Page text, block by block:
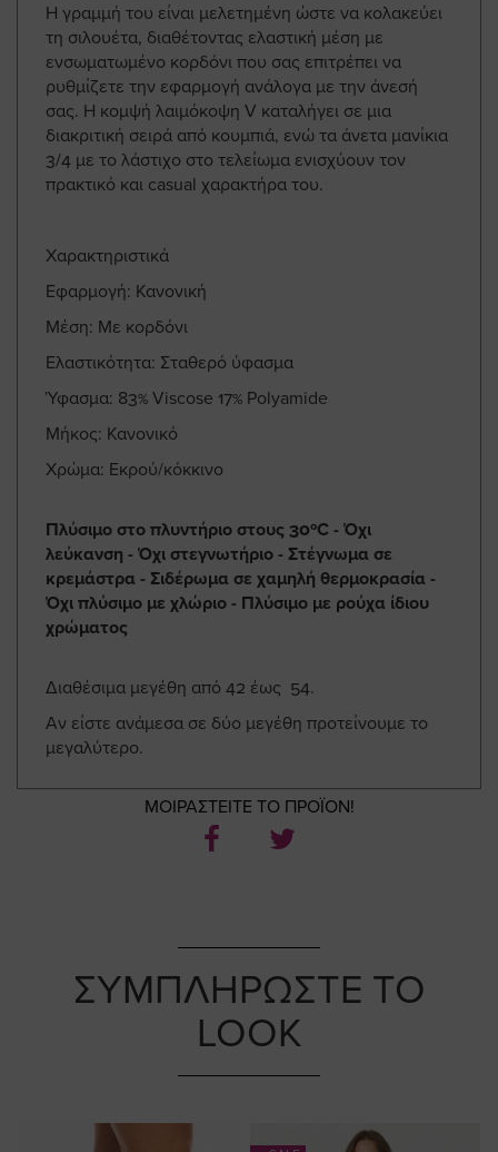
Η γραμμή του είναι μελετημένη ώστε να κολακεύει
τη σιλουέτα, διαθέτοντας ελαστική μέση με
ενσωματωμένο κορδόνι που σας επιτρέπει να
ρυθμίζετε την εφαρμογή ανάλογα με την άνεσή
σας. Η κομψή λαιμόκοψη V καταλήγει σε μια
διακριτική σειρά από κουμπιά, ενώ τα άνετα μανίκια
3/4 με το λάστιχο στο τελείωμα ενισχύουν τον
πρακτικό και casual χαρακτήρα του.
Χαρακτηριστικά
Εφαρμογή: Κανονική
Μέση: Με κορδόνι
Ελαστικότητα: Σταθερό ύφασμα
Ύφασμα: 83% Viscose 17% Polyamide
Μήκος: Κανονικό
Χρώμα: Εκρού/κόκκινο
Πλύσιμο στο πλυντήριο στους 30ºC - Όχι
λεύκανση - Όχι στεγνωτήριο - Στέγνωμα σε
κρεμάστρα - Σιδέρωμα σε χαμηλή θερμοκρασία -
Όχι πλύσιμο με χλώριο - Πλύσιμο με ρούχα ίδιου
χρώματος
Διαθέσιμα μεγέθη από 42 έως 54.
Αν είστε ανάμεσα σε δύο μεγέθη προτείνουμε το
μεγαλύτερο.
ΜΟΙΡΑΣΤΕΙΤΕ ΤΟ ΠΡΟΪΟΝ!
ΣΥΜΠΛΗΡΩΣΤΕ ΤΟ
LOOK